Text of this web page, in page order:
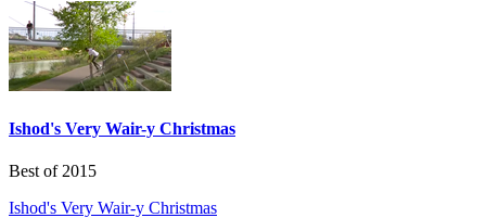
Ishod's Very Wair-y Christmas
Best of 2015
Ishod's Very Wair-y Christmas